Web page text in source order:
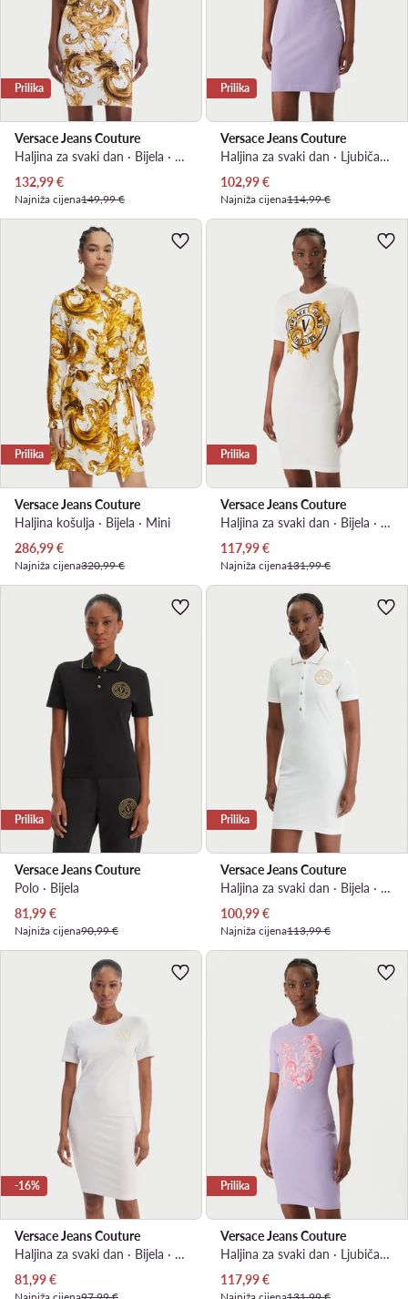
Prilika
Versace Jeans Couture
Haljina za svaki dan · Bijela · Mini
Trenutna cijena
132,99€
Najniža cijena149,99 €
Prilika
Versace Jeans Couture
Haljina za svaki dan · Ljubičasta · Mini
Trenutna cijena
102,99€
Najniža cijena114,99 €
Prilika
Versace Jeans Couture
Haljina košulja · Bijela · Mini
Trenutna cijena
286,99€
Najniža cijena320,99 €
Prilika
Versace Jeans Couture
Haljina za svaki dan · Bijela · Mini
Trenutna cijena
117,99€
Najniža cijena131,99 €
Prilika
Versace Jeans Couture
Polo · Bijela
Trenutna cijena
81,99€
Najniža cijena90,99 €
Prilika
Versace Jeans Couture
Haljina za svaki dan · Bijela · Mini
Trenutna cijena
100,99€
Najniža cijena113,99 €
-16%
Versace Jeans Couture
Haljina za svaki dan · Bijela · Mini
Trenutna cijena
81,99€
Prilika
Versace Jeans Couture
Haljina za svaki dan · Ljubičasta · Mini
Trenutna cijena
117,99€